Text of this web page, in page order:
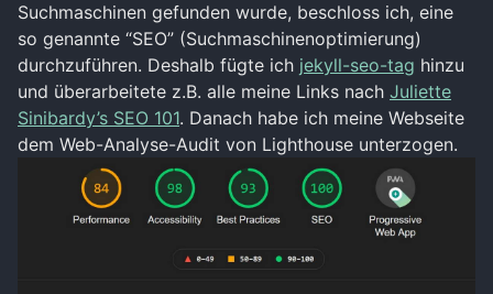
Suchmaschinen gefunden wurde, beschloss ich, eine
so genannte “SEO” (Suchmaschinenoptimierung)
durchzuführen. Deshalb fügte ich jekyll-seo-tag hinzu
und überarbeitete z.B. alle meine Links nach Juliette
Sinibardy’s SEO 101. Danach habe ich meine Webseite
dem Web-Analyse-Audit von Lighthouse unterzogen.